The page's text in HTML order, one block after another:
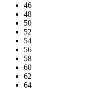
46
48
50
52
54
56
58
60
62
64